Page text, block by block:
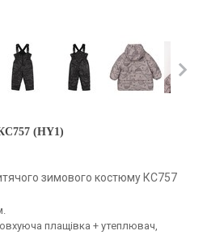
(HY1)
зимового костюму КС757
плащівка + утеплювач,